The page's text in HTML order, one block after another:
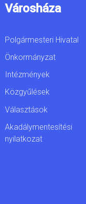
Városháza
Polgármesteri Hivatal
Önkormányzat
Intézmények
Közgyűlések
Választások
Akadálymentesítési
nyilatkozat